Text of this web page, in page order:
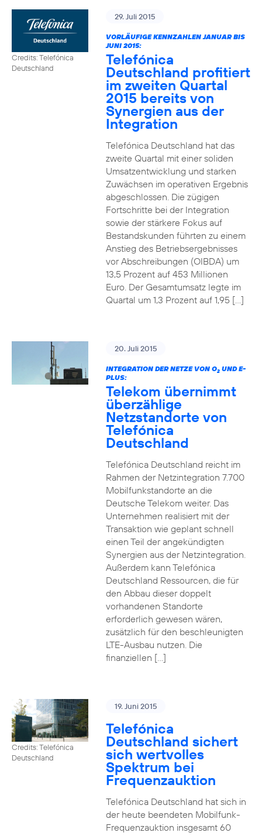
Credits: Telefónica
Deutschland
29. Juli 2015
VORLÄUFIGE KENNZAHLEN JANUAR BIS
JUNI 2015:
Telefónica
Deutschland profitiert
im zweiten Quartal
2015 bereits von
Synergien aus der
Integration
Telefónica Deutschland hat das
zweite Quartal mit einer soliden
Umsatzentwicklung und starken
Zuwächsen im operativen Ergebnis
abgeschlossen. Die zügigen
Fortschritte bei der Integration
sowie der stärkere Fokus auf
Bestandskunden führten zu einem
Anstieg des Betriebsergebnisses
vor Abschreibungen (OIBDA) um
13,5 Prozent auf 453 Millionen
Euro. Der Gesamtumsatz legte im
Quartal um 1,3 Prozent auf 1,95 […]
20. Juli 2015
INTEGRATION DER NETZE VON O2UND E-
PLUS:
Telekom übernimmt
überzählige
Netzstandorte von
Telefónica
Deutschland
Telefónica Deutschland reicht im
Rahmen der Netzintegration 7.700
Mobilfunkstandorte an die
Deutsche Telekom weiter. Das
Unternehmen realisiert mit der
Transaktion wie geplant schnell
einen Teil der angekündigten
Synergien aus der Netzintegration.
Außerdem kann Telefónica
Deutschland Ressourcen, die für
den Abbau dieser doppelt
vorhandenen Standorte
erforderlich gewesen wären,
zusätzlich für den beschleunigten
LTE-Ausbau nutzen. Die
finanziellen […]
Credits: Telefónica
Deutschland
19. Juni 2015
Telefónica
Deutschland sichert
sich wertvolles
Spektrum bei
Frequenzauktion
Telefónica Deutschland hat sich in
der heute beendeten Mobilfunk-
Frequenzauktion insgesamt 60